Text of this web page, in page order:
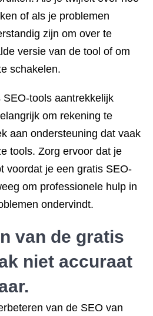
of als je problemen
zijn om over te
versie van de tool of om
schakelen.
tools aantrekkelijk
om rekening te
aan ondersteuning dat vaak
tools. Zorg ervoor dat je
voordat je een gratis SEO-
om professionele hulp in
ondervindt.
van de gratis
niet accuraat
van de SEO van